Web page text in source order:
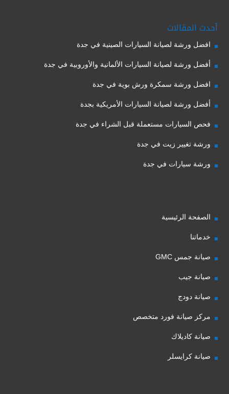
أحدث المقالات
افضل ورشة لصيانة السيارات الصينية في جدة
أفضل ورشة لصيانة السيارات الألمانية والأوروبية في جدة
افضل ورشة سمكرة ورش بوية في جدة
أفضل ورشة لصيانة السيارات الأمريكية بجدة
فحص السيارات مستعملة قبل الشراء في جدة
ورشة تغيير زيت في جدة
ورشة سيارات في جدة
الصفحة الرئيسية
خدماتنا
صيانة جمس GMC
صيانة جيب
صيانة دودج
مركز صيانة فورد متخصص
صيانة كاديلاك
صيانة كرايسلر